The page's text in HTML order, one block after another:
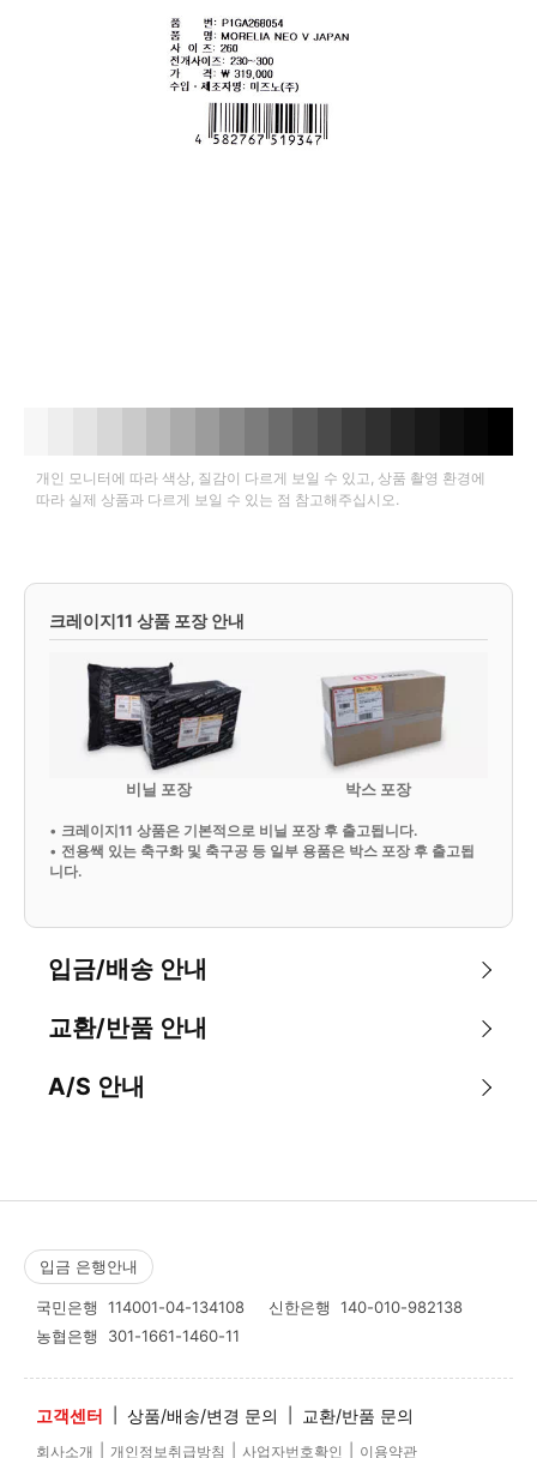
개인 모니터에 따라 색상, 질감이 다르게 보일 수 있고, 상품 촬영 환경에
따라 실제 상품과 다르게 보일 수 있는 점 참고해주십시오.
크레이지11 상품 포장 안내
비닐 포장 박스 포장
• 크레이지11 상품은 기본적으로 비닐 포장 후 출고됩니다.
• 전용쌕 있는 축구화 및 축구공 등 일부 용품은 박스 포장 후 출고됩
니다.
입금/배송 안내
교환/반품 안내
A/S 안내
입금 은행안내
국민은행 114001-04-134108 신한은행 140-010-982138
농협은행 301-1661-1460-11
고객센터 상품/배송/변경 문의 교환/반품 문의
회사소개 개인정보취급방침 사업자번호확인 이용약관